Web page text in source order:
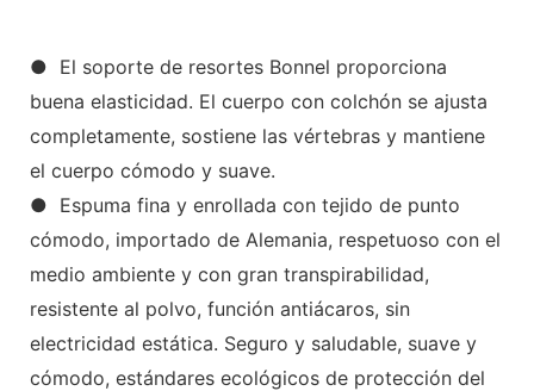
● El soporte de resortes Bonnel proporciona
buena elasticidad. El cuerpo con colchón se ajusta
completamente, sostiene las vértebras y mantiene
el cuerpo cómodo y suave.
● Espuma fina y enrollada con tejido de punto
cómodo, importado de Alemania, respetuoso con el
medio ambiente y con gran transpirabilidad,
resistente al polvo, función antiácaros, sin
electricidad estática. Seguro y saludable, suave y
cómodo, estándares ecológicos de protección del